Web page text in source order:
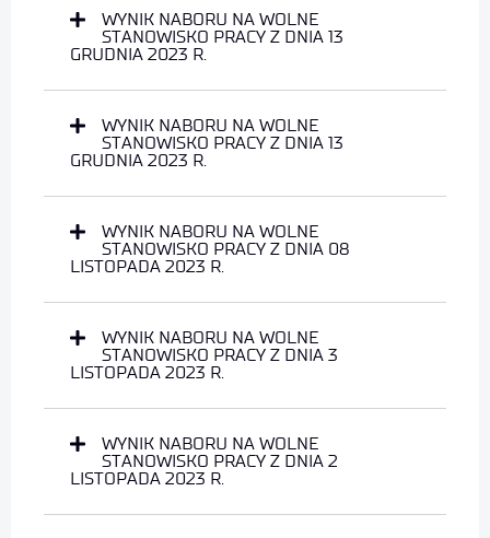
WYNIK NABORU NA WOLNE
STANOWISKO PRACY Z DNIA 13
GRUDNIA 2023 R.
WYNIK NABORU NA WOLNE
STANOWISKO PRACY Z DNIA 13
GRUDNIA 2023 R.
WYNIK NABORU NA WOLNE
STANOWISKO PRACY Z DNIA 08
LISTOPADA 2023 R.
WYNIK NABORU NA WOLNE
STANOWISKO PRACY Z DNIA 3
LISTOPADA 2023 R.
WYNIK NABORU NA WOLNE
STANOWISKO PRACY Z DNIA 2
LISTOPADA 2023 R.